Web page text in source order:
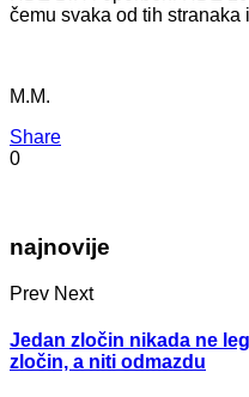
čemu svaka od tih
M.M.
Share
0
najnovije
Prev Next
Jedan zločin nikada ne
zločin, a niti odmazdu